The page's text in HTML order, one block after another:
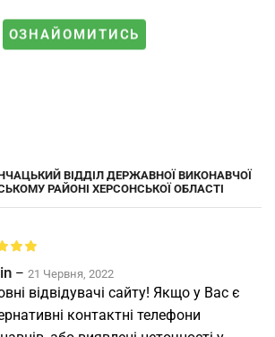
ОЗНАЙОМИТИСЬ
ВІДДІЛ ДЕРЖАВНОЇ ВИКОНАВЧОЇ
РАЙОНІ ХЕРСОНСЬКОЇ ОБЛАСТІ
– 21 Червня, 2022
відвідувачі сайту! Якщо у Вас є
контактні телефони